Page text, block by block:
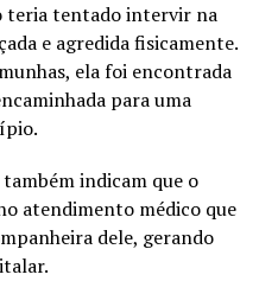
teria tentado intervir na
e agredida fisicamente.
ela foi encontrada
para uma
indicam que o
atendimento médico que
dele, gerando